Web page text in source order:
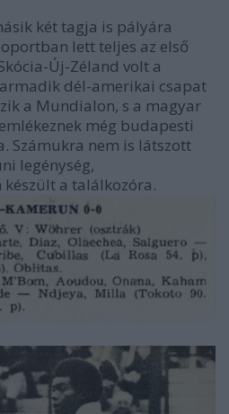
két tagja is pályára
lett teljes az első
Új-Zéland volt a
dél-amerikai csapat
a Mundialon, s a magyar
még budapesti
Számukra nem is látszott
legénység,
a találkozóra.